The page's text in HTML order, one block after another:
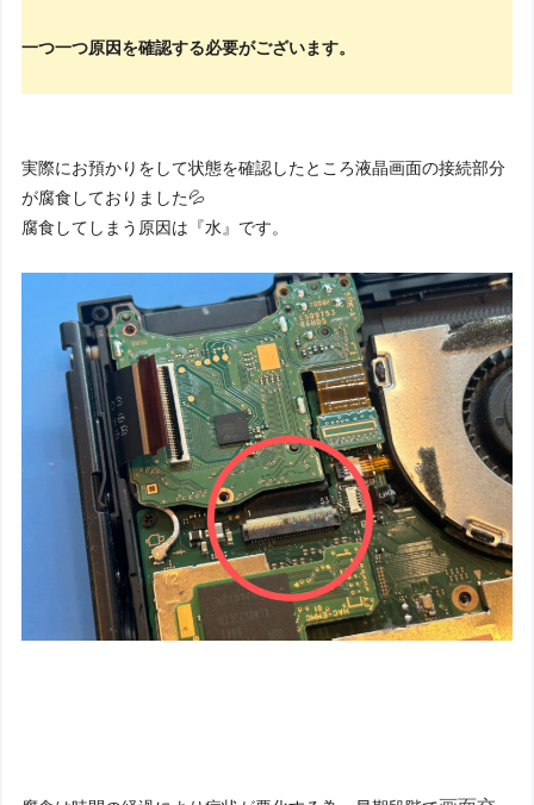
一つ一つ原因を確認する必要がございます。
実際にお預かりをして状態を確認したところ液晶画面の接続部分
が腐食しておりました💦
腐食してしまう原因は『水』です。